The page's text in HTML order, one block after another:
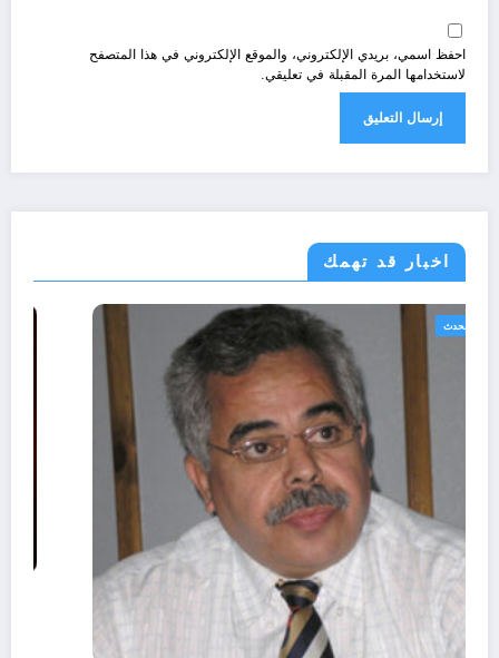
احفظ اسمي، بريدي الإلكتروني، والموقع الإلكتروني في هذا المتصفح
لاستخدامها المرة المقبلة في تعليقي.
اخبار قد تهمك
الجزائر الحدث